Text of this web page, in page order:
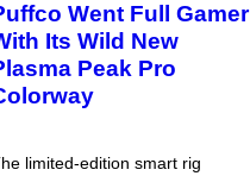
Went Full Gamer
Its Wild New
Peak Pro
limited-edition smart rig